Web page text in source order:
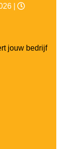
jouw bedrijf